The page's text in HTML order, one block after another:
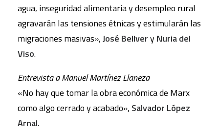
agua, inseguridad alimentaria y desempleo rural
agravarán las tensiones étnicas y estimularán las
migraciones masivas»,José BellveryNuria del
Viso.
Entrevista a Manuel Martínez Llaneza
«No hay que tomar la obra económica de Marx
como algo cerrado y acabado», Salvador López
Arnal.